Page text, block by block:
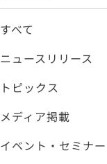
すべて
ニュースリリース
トピックス
メディア掲載
イベント・セミナー